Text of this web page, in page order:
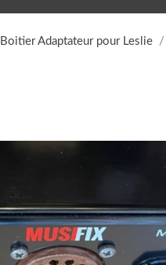
Boitier Adaptateur pour Leslie